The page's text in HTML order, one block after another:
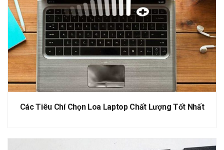
Các Tiêu Chí Chọn Loa Laptop Chất Lượng Tốt Nhất